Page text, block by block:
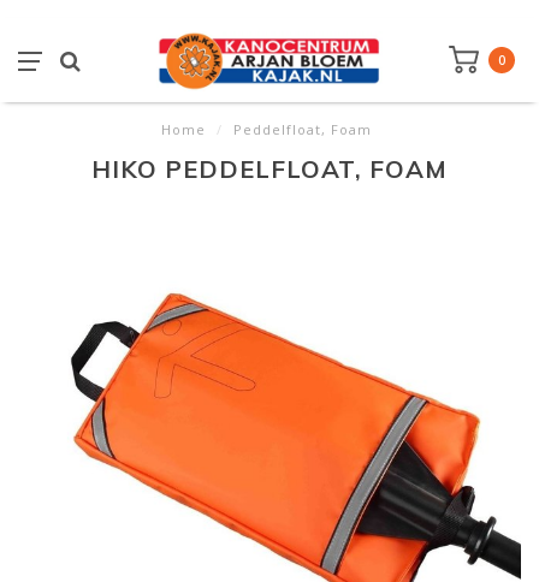
0
Home / Peddelfloat, Foam
HIKO PEDDELFLOAT, FOAM